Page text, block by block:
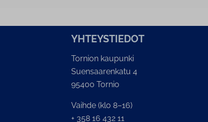
YH­TEYS­TIE­DOT
Tornion kaupunki
Suensaarenkatu 4
95400 Tornio
Vaihde (klo 8–16)
+ 358 16 432 11